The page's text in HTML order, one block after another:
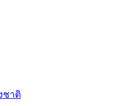
ชาติ